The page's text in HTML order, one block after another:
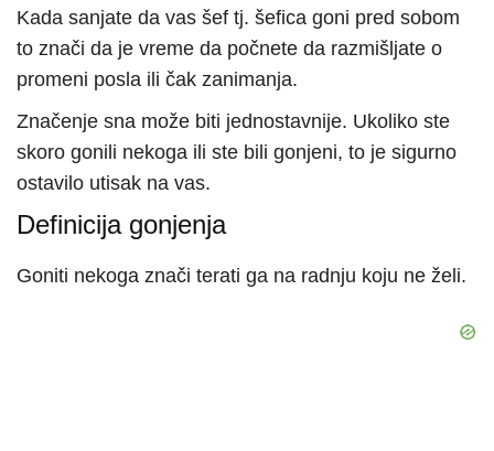
Kada sanjate da vas šef tj. šefica goni pred sobom
to znači da je vreme da počnete da razmišljate o
promeni posla ili čak zanimanja.
Značenje sna može biti jednostavnije. Ukoliko ste
skoro gonili nekoga ili ste bili gonjeni, to je sigurno
ostavilo utisak na vas.
Definicija gonjenja
Goniti nekoga znači terati ga na radnju koju ne želi.